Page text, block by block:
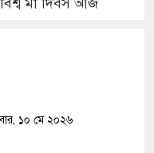
১০ মে ২০২৬